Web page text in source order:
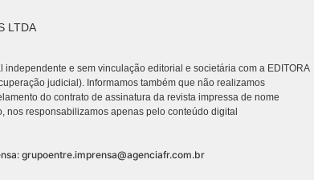
LTDA
independente e sem vinculação editorial e societária com a EDITORA
judicial). Informamos também que não realizamos
do contrato de assinatura da revista impressa de nome
nos responsabilizamos apenas pelo conteúdo digital
grupoentre.imprensa@agenciafr.com.br